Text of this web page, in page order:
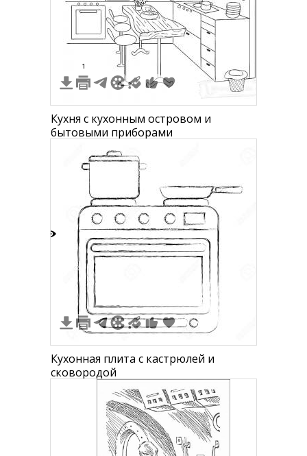
1
Кухня с кухонным островом и
бытовыми приборами
Кухонная плита с кастрюлей и
сковородой